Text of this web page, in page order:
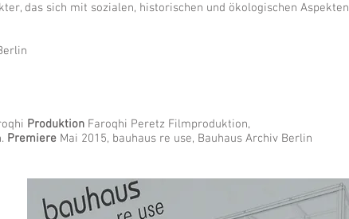
das sich mit sozialen, historischen und ökologischen Aspekten
Produktion Faroqhi Peretz Filmproduktion,
Premiere Mai 2015, bauhaus re use, Bauhaus Archiv Berlin